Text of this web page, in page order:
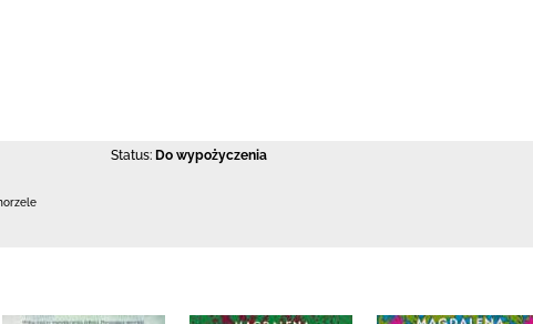
Status: Do wypożyczenia